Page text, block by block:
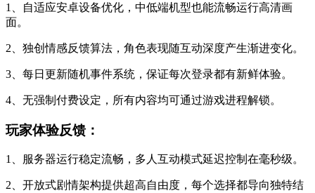
1、自适应安卓设备优化，中低端机型也能流畅运行高清画
面。
2、独创情感反馈算法，角色表现随互动深度产生渐进变化。
3、每日更新随机事件系统，保证每次登录都有新鲜体验。
4、无强制付费设定，所有内容均可通过游戏进程解锁。
玩家体验反馈：
1、服务器运行稳定流畅，多人互动模式延迟控制在毫秒级。
2、开放式剧情架构提供超高自由度，每个选择都导向独特结